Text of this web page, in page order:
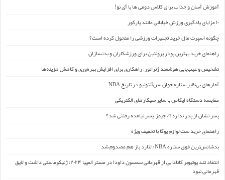
آموزش آسان و جذاب برای کلاس دومی ها با آی نو!
۱۰ مزایای یادگیری ورزش خیابانی مانند پارکور
چگونه اسپرت مال خرید تجهیزات ورزشی را متحول کرده است؟
راهنمای خرید بهترین پودر پروتئین برای ورزشکاران و بدنسازان
تشخیص و عیب‌یابی هوشمند ژنراتور: راهکاری برای افزایش بهره‌وری و کاهش هزینه‌ها
آمارهای بی‌نظیر ستاره جوان سن‌آنتونیو در تاریخ NBA
مقایسه دستگاه ایکاس با سایر سیگارهای الکتریکی
پسر نشان از پدر ندارد؟/ جیمز ِ پسر نیامده رفتنی شد؟
راهنمای خرید ست لوازم یوگا با تخفیف ویژه
بدشانس‌ترین فوق ستاره NBA/ لنارد باز هم مصدوم شد
انتقاد تند یوتیوبر کانادایی از قهرمانی سمسون داودا در مستر المپیا ۲۰۲۴: ژنیکوماستی داشت و لایق
قهرمانی نبود